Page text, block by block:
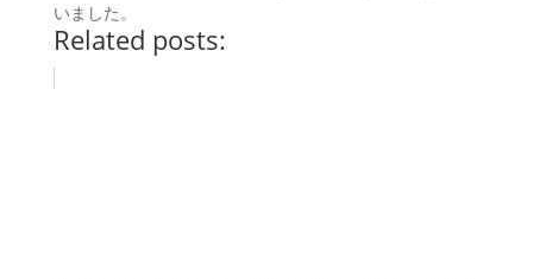
いました。
Related posts: